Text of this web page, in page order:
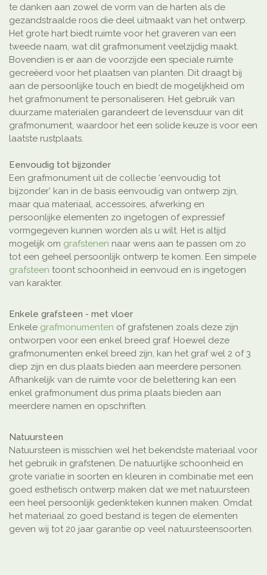
te danken aan zowel de vorm van de harten als de
gezandstraalde roos die deel uitmaakt van het ontwerp.
Het grote hart biedt ruimte voor het graveren van een
tweede naam, wat dit grafmonument veelzijdig maakt.
Bovendien is er aan de voorzijde een speciale ruimte
gecreëerd voor het plaatsen van planten. Dit draagt bij
aan de persoonlijke touch en biedt de mogelijkheid om
het grafmonument te personaliseren. Het gebruik van
duurzame materialen garandeert de levensduur van dit
grafmonument, waardoor het een solide keuze is voor een
laatste rustplaats.
Eenvoudig tot bijzonder
Een grafmonument uit de collectie ‘eenvoudig tot
bijzonder’ kan in de basis eenvoudig van ontwerp zijn,
maar qua materiaal, accessoires, afwerking en
persoonlijke elementen zo ingetogen of expressief
vormgegeven kunnen worden als u wilt. Het is altijd
mogelijk om grafstenen naar wens aan te passen om zo
tot een geheel persoonlijk ontwerp te komen. Een simpele
grafsteen toont schoonheid in eenvoud en is ingetogen
van karakter.
Enkele grafsteen - met vloer
Enkele grafmonumenten of grafstenen zoals deze zijn
ontworpen voor een enkel breed graf. Hoewel deze
grafmonumenten enkel breed zijn, kan het graf wel 2 of 3
diep zijn en dus plaats bieden aan meerdere personen.
Afhankelijk van de ruimte voor de belettering kan een
enkel grafmonument dus prima plaats bieden aan
meerdere namen en opschriften.
Natuursteen
Natuursteen is misschien wel het bekendste materiaal voor
het gebruik in grafstenen. De natuurlijke schoonheid en
grote variatie in soorten en kleuren in combinatie met een
goed esthetisch ontwerp maken dat we met natuursteen
een heel persoonlijk gedenkteken kunnen maken. Omdat
het materiaal zo goed bestand is tegen de elementen
geven wij tot 20 jaar garantie op veel natuursteensoorten.